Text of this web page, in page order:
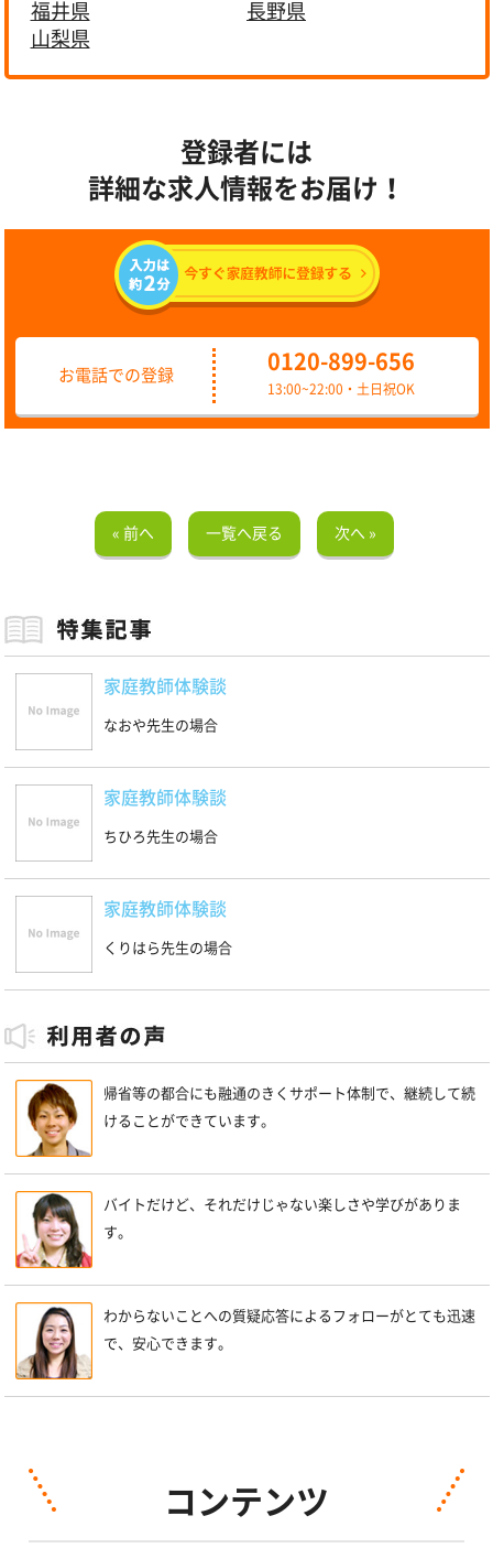
福井県
長野県
山梨県
登録者には
詳細な求人情報をお届け！
お電話での登録
0120-899-656
13:00~22:00・土日祝OK
« 前へ 一覧へ戻る 次へ »
家庭教師体験談
なおや先生の場合
家庭教師体験談
ちひろ先生の場合
家庭教師体験談
くりはら先生の場合
帰省等の都合にも融通のきくサポート体制で、継続して続
けることができています。
バイトだけど、それだけじゃない楽しさや学びがありま
す。
わからないことへの質疑応答によるフォローがとても迅速
で、安心できます。
コンテンツ